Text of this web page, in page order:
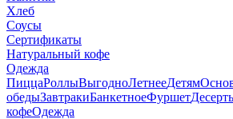
Хлеб
Соусы
Сертификаты
Натуральный кофе
Одежда
ПиццаРоллыВыгодноЛетнееДетям
обедыЗавтракиБанкетноеФуршет
кофеОдежда